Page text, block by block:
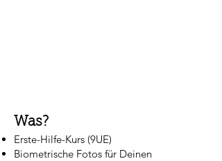
Was?
Erste-Hilfe-Kurs (9UE)​
Biometrische Fotos für Deinen